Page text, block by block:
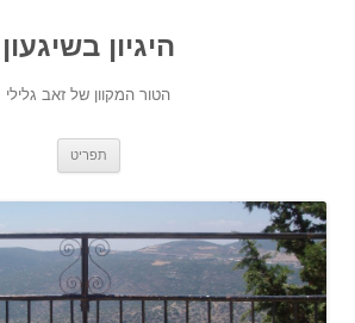
היגיון בשיגעון
הטור המקוון של זאב גלילי
תפריט